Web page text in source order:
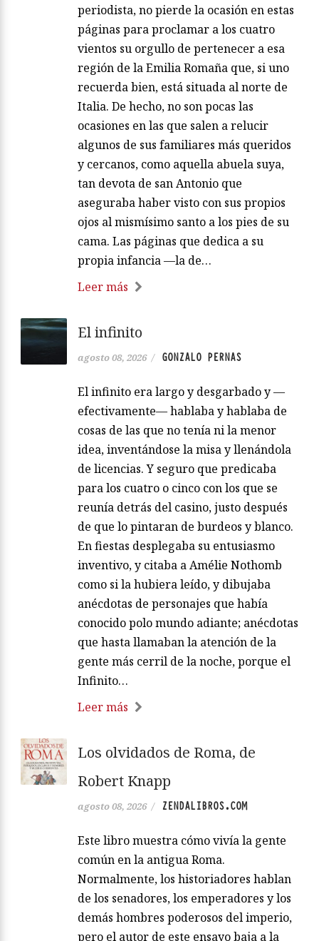
periodista, no pierde la ocasión en estas
páginas para proclamar a los cuatro
vientos su orgullo de pertenecer a esa
región de la Emilia Romaña que, si uno
recuerda bien, está situada al norte de
Italia. De hecho, no son pocas las
ocasiones en las que salen a relucir
algunos de sus familiares más queridos
y cercanos, como aquella abuela suya,
tan devota de san Antonio que
aseguraba haber visto con sus propios
ojos al mismísimo santo a los pies de su
cama. Las páginas que dedica a su
propia infancia —la de…
Leer más
El infinito
agosto 08, 2026 / GONZALO PERNAS
El infinito era largo y desgarbado y —
efectivamente— hablaba y hablaba de
cosas de las que no tenía ni la menor
idea, inventándose la misa y llenándola
de licencias. Y seguro que predicaba
para los cuatro o cinco con los que se
reunía detrás del casino, justo después
de que lo pintaran de burdeos y blanco.
En fiestas desplegaba su entusiasmo
inventivo, y citaba a Amélie Nothomb
como si la hubiera leído, y dibujaba
anécdotas de personajes que había
conocido polo mundo adiante; anécdotas
que hasta llamaban la atención de la
gente más cerril de la noche, porque el
Infinito…
Leer más
Los olvidados de Roma, de
Robert Knapp
agosto 08, 2026 / ZENDALIBROS.COM
Este libro muestra cómo vivía la gente
común en la antigua Roma.
Normalmente, los historiadores hablan
de los senadores, los emperadores y los
demás hombres poderosos del imperio,
pero el autor de este ensayo baja a la